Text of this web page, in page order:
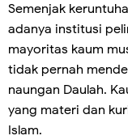
Semenjak
adanya institusi
mayoritas kaum
tidak pernah
naungan Daulah.
yang materi dan
Islam.